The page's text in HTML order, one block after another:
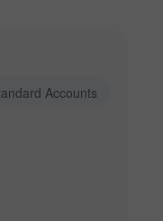
Accounts